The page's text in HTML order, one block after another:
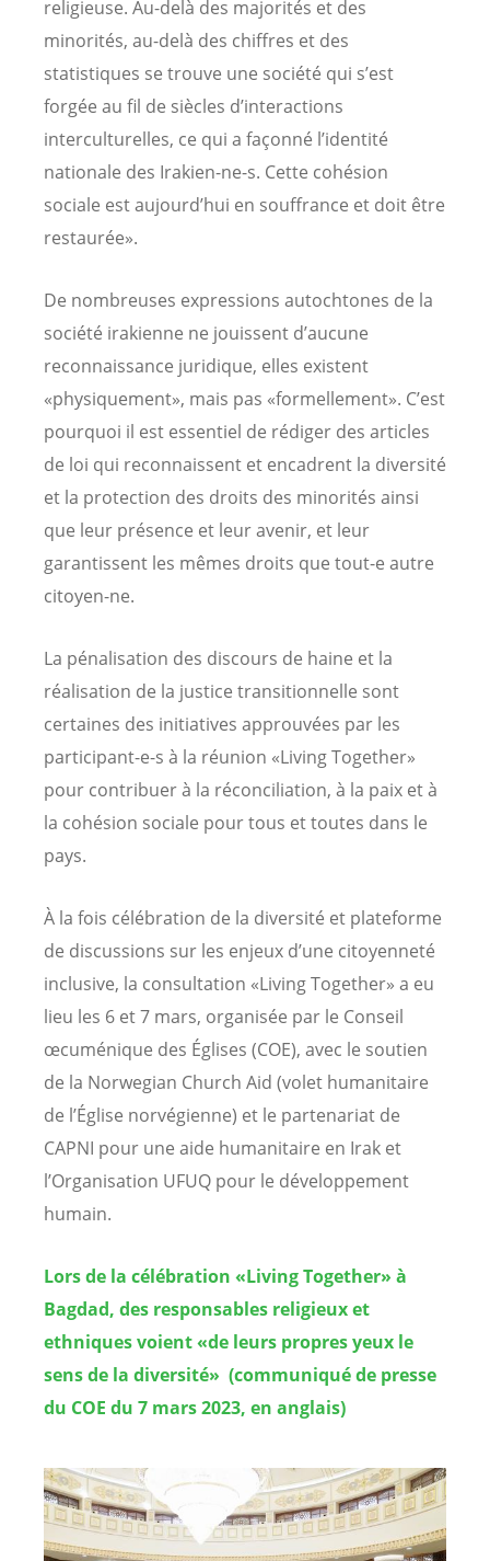
religieuse. Au-delà des majorités et des
minorités, au-delà des chiffres et des
statistiques se trouve une société qui s’est
forgée au fil de siècles d’interactions
interculturelles, ce qui a façonné l’identité
nationale des Irakien-ne-s. Cette cohésion
sociale est aujourd’hui en souffrance et doit être
restaurée».
De nombreuses expressions autochtones de la
société irakienne ne jouissent d’aucune
reconnaissance juridique, elles existent
«physiquement», mais pas «formellement». C’est
pourquoi il est essentiel de rédiger des articles
de loi qui reconnaissent et encadrent la diversité
et la protection des droits des minorités ainsi
que leur présence et leur avenir, et leur
garantissent les mêmes droits que tout-e autre
citoyen-ne.
La pénalisation des discours de haine et la
réalisation de la justice transitionnelle sont
certaines des initiatives approuvées par les
participant-e-s à la réunion «Living Together»
pour contribuer à la réconciliation, à la paix et à
la cohésion sociale pour tous et toutes dans le
pays.
À la fois célébration de la diversité et plateforme
de discussions sur les enjeux d’une citoyenneté
inclusive, la consultation «Living Together» a eu
lieu les 6 et 7 mars, organisée par le Conseil
œcuménique des Églises (COE), avec le soutien
de la Norwegian Church Aid (volet humanitaire
de l’Église norvégienne) et le partenariat de
CAPNI pour une aide humanitaire en Irak et
l’Organisation UFUQ pour le développement
humain.
Lors de la célébration «Living Together» à
Bagdad, des responsables religieux et
ethniques voient «de leurs propres yeux le
sens de la diversité» (communiqué de presse
du COE du 7 mars 2023, en anglais)
Image